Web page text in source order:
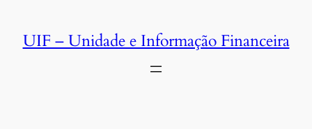
paraUIF – Unidade e Informação Financeira